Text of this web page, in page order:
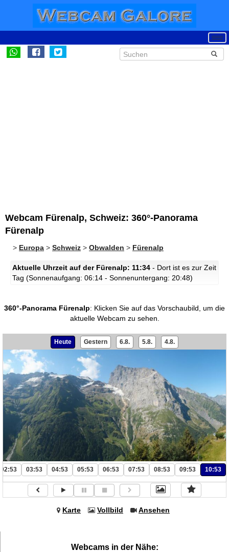
Webcam Fürenalp, Schweiz: 360°-Panorama
Fürenalp
> Europa > Schweiz > Obwalden > Fürenalp
Aktuelle Uhrzeit auf der Fürenalp: 11:34 - Dort ist es zur Zeit
Tag (Sonnenaufgang: 06:14 - Sonnenuntergang: 20:48)
360°-Panorama Fürenalp: Klicken Sie auf das Vorschaubild, um die
aktuelle Webcam zu sehen.
Heute Gestern 6.8. 5.8. 4.8.
02:53 03:53 04:53 05:53 06:53 07:53 08:53 09:53 10:53
Karte Vollbild Ansehen
Webcams in der Nähe: